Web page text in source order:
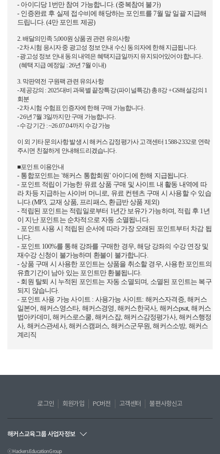
- 아이디당 1번만 참여 가능합니다. (중복참여 불가)
- 인증완료 후 실제 접수비에 해당하는 포인트를 7월 말 일괄 지급해
드립니다. (4만 포인트 제공)
2. 배달의민족 5,000원 상품권 관련 유의사항
- 2차 시험 응시자 중 광고성 정보 안내 수신 동의자에 한해 지급됩니다.
- 광고성 정보 안내 동의 내역은 혜택지급일까지 유지되어있어야 합니다.
(혜택 지급 예정일 : 26년 7월 이내)
3. 막판역전 구원팩 관련 유의사항
- 제공강의 : 2025대비 과목별 끝장특강 (파이널특강) 총 8강 + GS해설강의 1
회분
- 2차 시험 수험표 인증자에 한해 구매 가능합니다.
- 26년 7월 3일까지만 구매 가능합니다.
- 수강 기간 : ~26.07.04까지 수강 가능
이 외 기타 문의사항 발생 시 해커스 감정평가사 고객센터 1588-2332로 연락
주시면 친절하게 안내해드리겠습니다.
■포인트 이용안내
- 통합포인트는 '해커스 통합회원' 아이디에 한해 지급됩니다.
- 포인트 적립이 가능한 유료 상품 구매 및 사이트 내 활동 내역에 따
라 차등 지급하는 사이버 머니로, 유료 컨텐츠 구매 시 사용할 수 있습
니다.(MP3, 교재 상품, 프리패스, 환급반 상품 제외)
- 적립된 포인트는 적립일로부터 1년간 보유가 가능하며, 적립 후 1년
이 지난 포인트는 순차적으로 자동 소멸됩니다.
- 포인트 사용 시 적립된 순서에 따라 가장 오래된 포인트부터 차감 됩
니다.
- 포인트 100%를 통해 강좌를 구매한 경우, 해당 강좌의 수강 연장 및
재수강 신청이 불가능하며 환불이 불가합니다.
- 상품 구매 시 사용한 포인트는 상품을 취소할 경우, 사용한 포인트의
유효기간이 남아 있는 포인트만 환불됩니다.
- 회원 탈퇴 시 누적된 포인트는 자동 소멸되며, 소멸된 포인트는 복구
되지 않습니다.
- 포인트 사용 가능 사이트 : 사용가능 사이트: 해커스자격증, 해커스
일본어, 해커스영스타, 해커스경영, 해커스한국사, 해커스psat, 해커스
법아카데미, 해커스로스쿨, 해커스잡, 해커스감정평가사, 해커스행정
사, 해커스관세사, 해커스캠퍼스, 해커스군무원, 해커스소방, 해커스
계리직
로그인 회원가입 PC버전 고객센터 불편사항신고
해커스교육그룹 사업자정보
ⓒ Hackers Education Group